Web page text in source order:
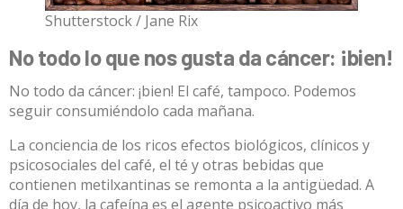
Shutterstock / Jane Rix
No todo lo que nos gusta da cáncer: ¡bien!
No todo da cáncer: ¡bien! El café, tampoco. Podemos
seguir consumiéndolo cada mañana.
La conciencia de los ricos efectos biológicos, clínicos y
psicosociales del café, el té y otras bebidas que
contienen metilxantinas se remonta a la antigüedad. A
día de hoy, la cafeína es el agente psicoactivo más